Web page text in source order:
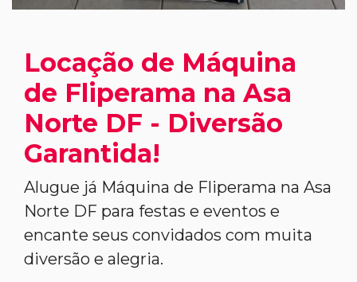
Locação de Máquina
de Fliperama na Asa
Norte DF - Diversão
Garantida!
Alugue já Máquina de Fliperama na Asa
Norte DF para festas e eventos e
encante seus convidados com muita
diversão e alegria.